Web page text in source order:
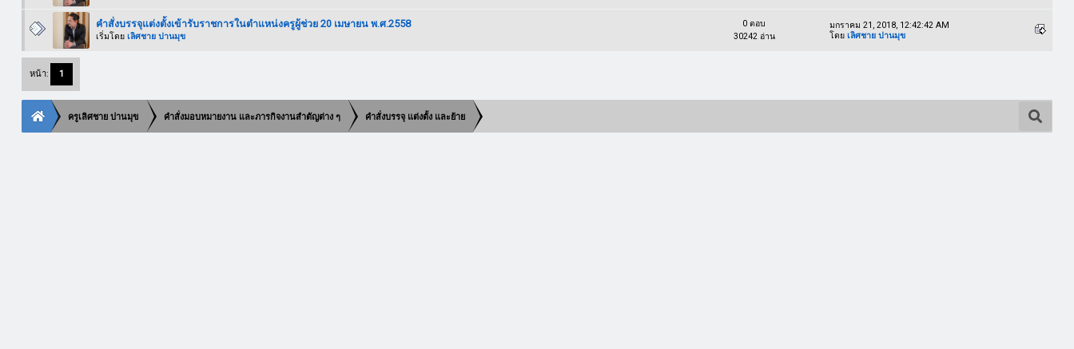
คำสั่งบรรจุแต่งตั้งเข้ารับราชการในตำแหน่งครูผู้ช่วย 20 เมษายน พ.ศ.2558
เริ่มโดย เลิศชาย ปานมุข
0 ตอบ
30242 อ่าน
มกราคม 21, 2018, 12:42:42 AM
โดย เลิศชาย ปานมุข
หน้า: 1
ครูเลิศชาย ปานมุข คำสั่งมอบหมายงาน และภารกิจงานสำตัญต่าง ๆ คำสั่งบรรจุ แต่งตั้ง และย้าย